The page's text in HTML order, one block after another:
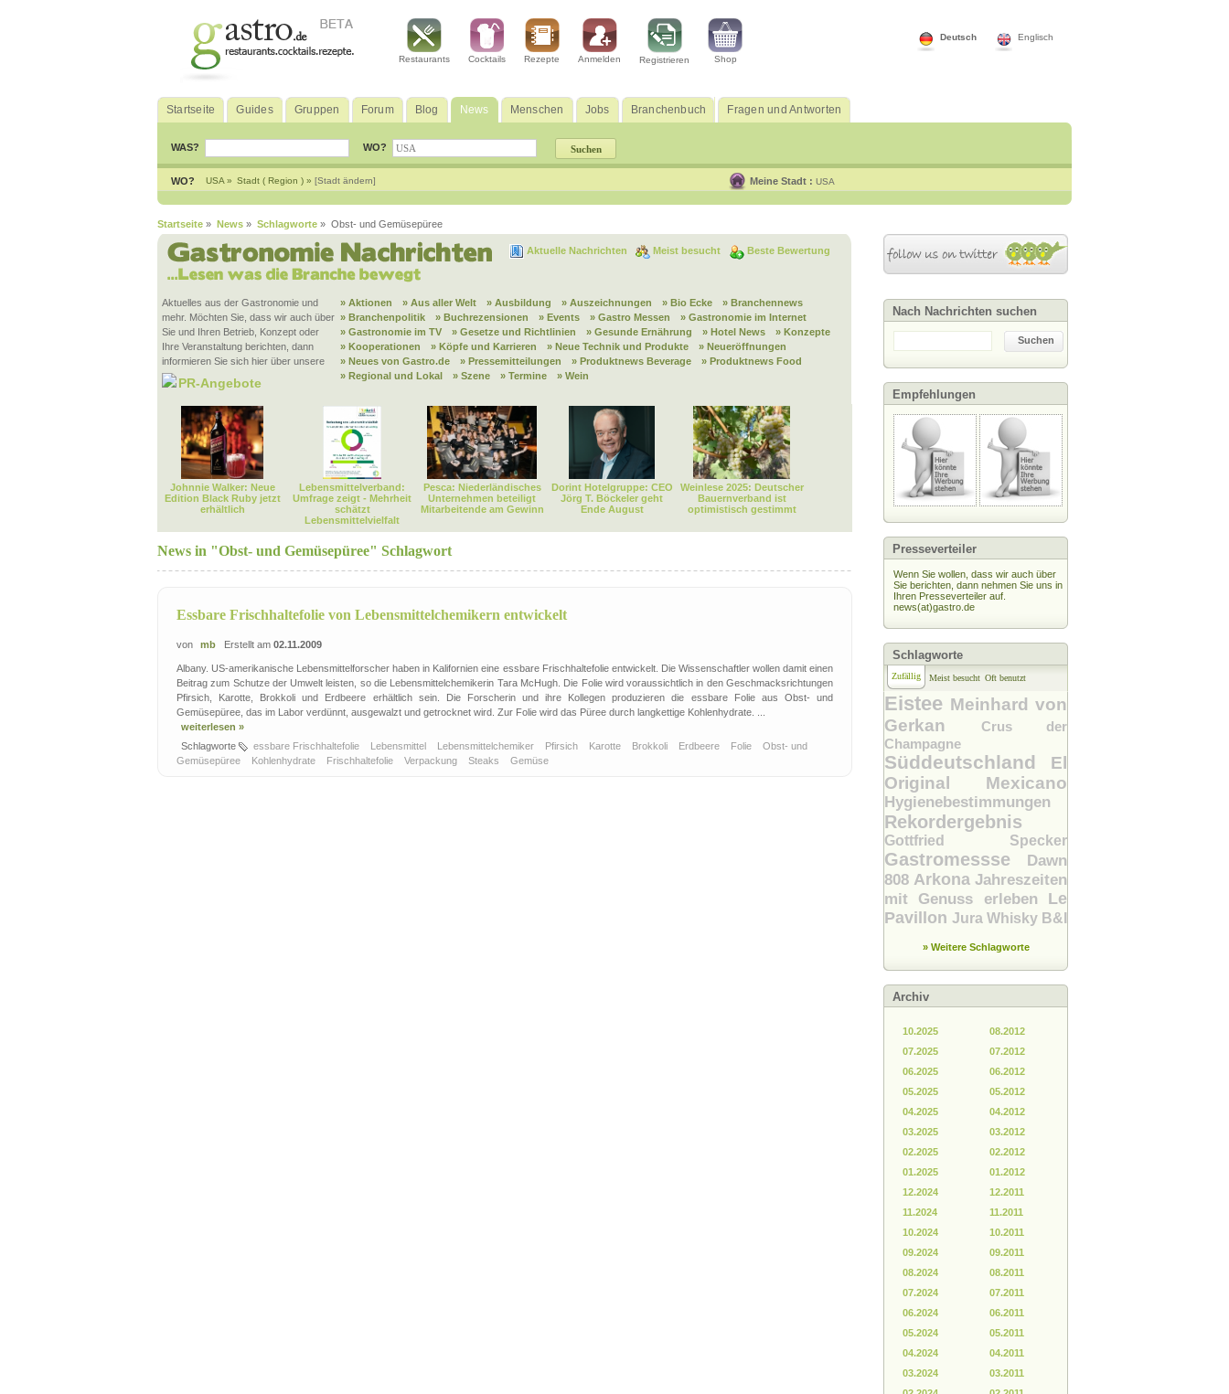
Englisch
Deutsch
Restaurants Cocktails Rezepte Anmelden Registrieren Shop
Startseite Guides Gruppen Forum Blog News Menschen Jobs Branchenbuch Fragen und Antworten
WAS? WO?
WO? USA » Stadt ( Region ) » [Stadt ändern] Meine Stadt : USA
Startseite » News » Schlagworte » Obst- und Gemüsepüree
Aktuelle Nachrichten Meist besucht Beste Bewertung
Aktuelles aus der Gastronomie und
mehr. Möchten Sie, dass wir auch über
Sie und Ihren Betrieb, Konzept oder
Ihre Veranstaltung berichten, dann
informieren Sie sich hier über unsere
PR-Angebote
» Aktionen » Aus aller Welt » Ausbildung » Auszeichnungen » Bio Ecke
» Branchennews
» Branchenpolitik
» Buchrezensionen » Events » Gastro Messen
» Gastronomie im Internet
» Gastronomie im TV
» Gesetze und Richtlinien » Gesunde Ernährung » Hotel News
» Konzepte
» Kooperationen
» Köpfe und Karrieren » Neue Technik und Produkte
» Neueröffnungen
» Neues von Gastro.de
» Pressemitteilungen » Produktnews Beverage
» Produktnews Food
» Regional und Lokal
» Szene » Termine » Wein
Johnnie Walker: Neue
Edition Black Ruby jetzt
erhältlich
Lebensmittelverband:
Umfrage zeigt - Mehrheit
schätzt
Lebensmittelvielfalt
Pesca: Niederländisches
Unternehmen beteiligt
Mitarbeitende am Gewinn
Dorint Hotelgruppe: CEO
Jörg T. Böckeler geht
Ende August
Weinlese 2025: Deutscher
Bauernverband ist
optimistisch gestimmt
News in "Obst- und Gemüsepüree" Schlagwort
Essbare Frischhaltefolie von Lebensmittelchemikern entwickelt
von mb Erstellt am 02.11.2009
Albany. US-amerikanische Lebensmittelforscher haben in Kalifornien eine essbare Frischhaltefolie entwickelt. Die Wissenschaftler wollen damit einen
Beitrag zum Schutze der Umwelt leisten, so die Lebensmittelchemikerin Tara McHugh. Die Folie wird voraussichtlich in den Geschmacksrichtungen
Pfirsich, Karotte, Brokkoli und Erdbeere erhältlich sein. Die Forscherin und ihre Kollegen produzieren die essbare Folie aus Obst- und
Gemüsepüree, das im Labor verdünnt, ausgewalzt und getrocknet wird. Zur Folie wird das Püree durch langkettige Kohlenhydrate. ...
weiterlesen »
Schlagworte
essbare Frischhaltefolie Lebensmittel Lebensmittelchemiker Pfirsich Karotte Brokkoli Erdbeere Folie
Obst- und
Gemüsepüree
Kohlenhydrate Frischhaltefolie Verpackung Steaks Gemüse
Nach Nachrichten suchen
Suchen
Empfehlungen
Presseverteiler
Wenn Sie wollen, dass wir auch über
Sie berichten, dann nehmen Sie uns in
Ihren Presseverteiler auf.
news(at)gastro.de
Schlagworte
Zufällig Meist besucht Oft benutzt
Eistee Meinhard von
Gerkan
Crus der
Champagne
Süddeutschland El
Original Mexicano
Hygienebestimmungen
Rekordergebnis
Gottfried Specker
Gastromessse
Dawn
808 Arkona Jahreszeiten
mit Genuss erleben Le
Pavillon Jura Whisky B&I
» Weitere Schlagworte
Archiv
10.2025
07.2025
06.2025
05.2025
04.2025
03.2025
02.2025
01.2025
12.2024
11.2024
10.2024
09.2024
08.2024
07.2024
06.2024
05.2024
04.2024
03.2024
08.2012
07.2012
06.2012
05.2012
04.2012
03.2012
02.2012
01.2012
12.2011
11.2011
10.2011
09.2011
08.2011
07.2011
06.2011
05.2011
04.2011
03.2011